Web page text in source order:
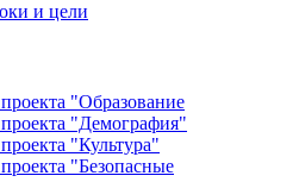
и цели
"Образование
"Демография"
"Культура"
"Безопасные